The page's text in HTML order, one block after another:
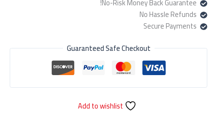
No-Risk Money Back Guarantee!
No Hassle Refunds
Secure Payments
Guaranteed Safe Checkout
Add to wishlist